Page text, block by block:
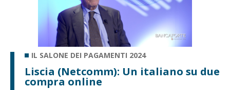
IL SALONE DEI PAGAMENTI 2024
Liscia (Netcomm): Un italiano su due
compra online